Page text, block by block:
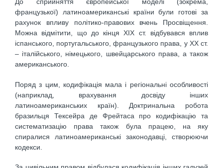
До сприйняття європейської моделі (зокрема,
французької) латиноамериканські країни були готові за
рахунок впливу політико-правових вчень Просвіщення.
Можна відмітити, що до кінця ХІХ ст. відбувався вплив
іспанського, португальського, французького права, у ХХ ст.
– італійського, німецького, швейцарського права, а також
американського.
Поряд з цим, кодифікація мала і регіональні особливості
(наприклад, врахування досвіду інших
латиноамериканських країн). Доктринальна робота
бразильця Тексейра де Фрейтаса про кодифікацію та
систематизацію права також була працею, на яку
спиралися латиноамериканські законодавці, створюючи
кодекси.